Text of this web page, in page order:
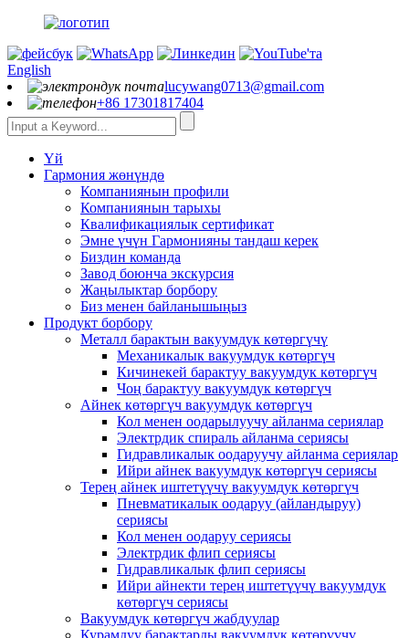
English
lucywang0713@gmail.com
+86 17301817404
Үй
Гармония жөнүндө
Компаниянын профили
Компаниянын тарыхы
Квалификациялык сертификат
Эмне үчүн Гармонияны тандаш керек
Биздин команда
Завод боюнча экскурсия
Жаңылыктар борбору
Биз менен байланышыңыз
Продукт борбору
Металл барактын вакуумдук көтөргүчү
Механикалык вакуумдук көтөргүч
Кичинекей барактуу вакуумдук көтөргүч
Чоң барактуу вакуумдук көтөргүч
Айнек көтөргүч вакуумдук көтөргүч
Кол менен оодарылуучу айланма сериялар
Электрдик спираль айланма сериясы
Гидравликалык оодаруучу айланма сериялар
Ийри айнек вакуумдук көтөргүч сериясы
Терең айнек иштетүүчү вакуумдук көтөргүч
Пневматикалык оодаруу (айландыруу)
сериясы
Кол менен оодаруу сериясы
Электрдик флип сериясы
Гидравликалык флип сериясы
Ийри айнекти терең иштетүүчү вакуумдук
көтөргүч сериясы
Вакуумдук көтөргүч жабдуулар
Курамдуу барактарды вакуумдук көтөрүүчү